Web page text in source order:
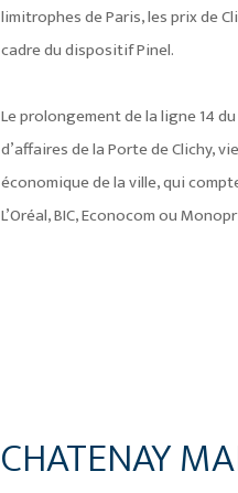
limitrophes de Paris, les prix de
cadre du dispositif Pinel.
Le prolongement de la ligne 14
d’affaires de la Porte de Clichy,
économique de la ville, qui
L’Oréal, BIC, Econocom ou
CHATENAY